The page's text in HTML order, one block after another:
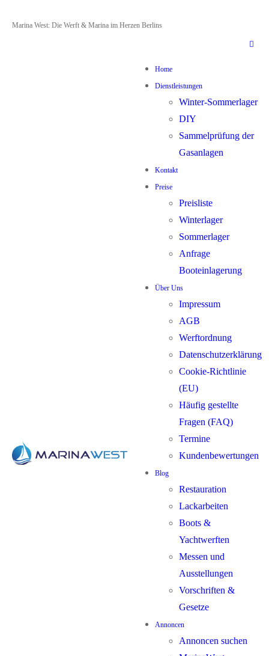
Zum
Menü
Schließen
Marina West: Die Werft & Marina im Herzen Berlins
Home
Dienstleistungen
Winter-Sommerlager
DIY
Sammelprüfung der
Gasanlagen
Kontakt
Preise
Preisliste
Winterlager
Sommerlager
Anfrage
Booteinlagerung
Über Uns
Impressum
AGB
Werftordnung
Datenschutzerklärung
Cookie-Richtlinie
(EU)
Häufig gestellte
Fragen (FAQ)
Termine
Kundenbewertungen
Blog
Restauration
Lackarbeiten
Boots &
Yachtwerften
Messen und
Ausstellungen
Vorschriften &
Gesetze
Annoncen
Annoncen suchen